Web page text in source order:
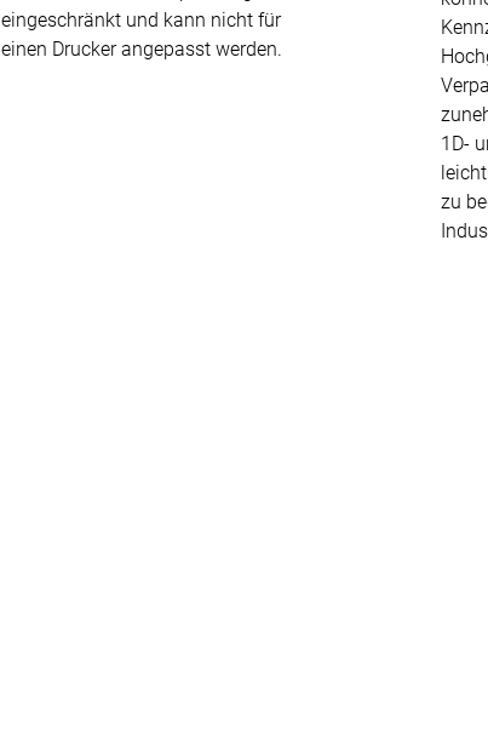
eingeschränkt und kann nicht für
einen Drucker angepasst werden.
1D-
zu